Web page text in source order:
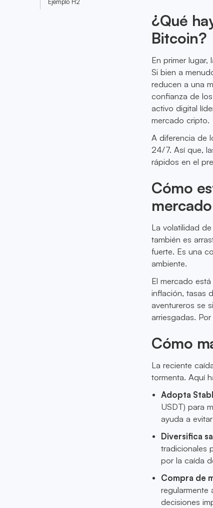
¿Qué
Bitcoin?
En primer
Si bien a
reducen a una
confianza de
activo digital
mercado cripto.
A diferencia de
24/7. Así que,
rápidos en el
Cómo
mercado
La volatilidad
también es
fuerte. Es una
ambiente.
El mercado
inflación, tasas
aventureros se
arriesgadas.
Cómo
La reciente
tormenta. Aquí
Adopta
USDT) para
ayuda a
Diversifica
tradicionales
por la caída
Compra de
regularmente
decisiones